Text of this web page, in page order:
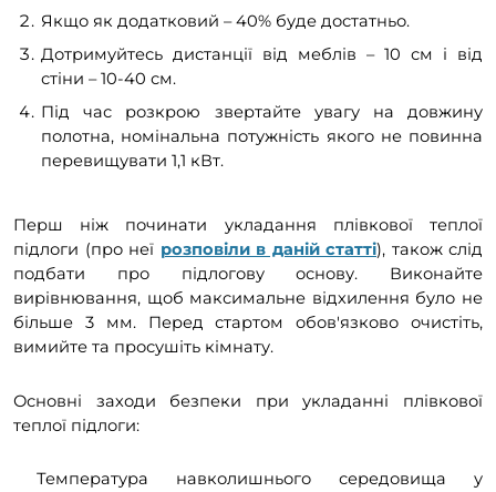
Якщо як додатковий – 40% буде достатньо.
Дотримуйтесь дистанції від меблів – 10 см і від
стіни – 10-40 см.
Під час розкрою звертайте увагу на довжину
полотна, номінальна потужність якого не повинна
перевищувати 1,1 кВт.
Перш ніж починати укладання плівкової теплої
підлоги (про неї розповіли в даній статті), також слід
подбати про підлогову основу. Виконайте
вирівнювання, щоб максимальне відхилення було не
більше 3 мм. Перед стартом обов'язково очистіть,
вимийте та просушіть кімнату.
Основні заходи безпеки при укладанні плівкової
теплої підлоги:
Температура навколишнього середовища у